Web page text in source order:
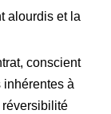
alourdis et la
conscient
inhérentes à
réversibilité